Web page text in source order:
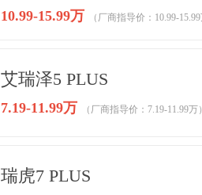
10.99-15.99万 （厂商指导价：10.99-15.99
艾瑞泽5 PLUS
7.19-11.99万
（厂商指导价：7.19-11.99万）
瑞虎7 PLUS